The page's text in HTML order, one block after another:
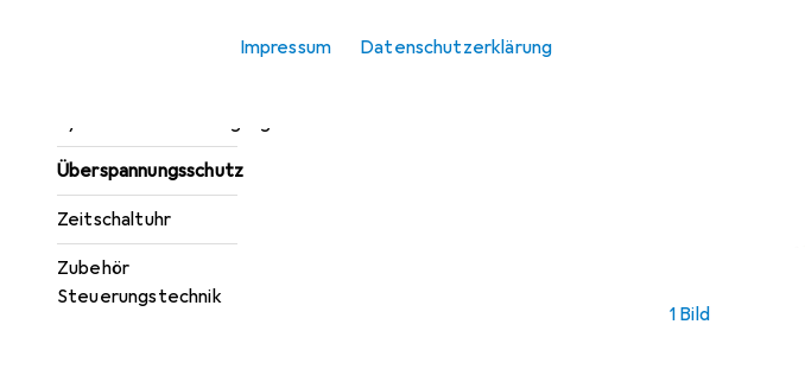
Impressum Datenschutzerklärung
Systemstromversorgung
Überspannungsschutz
Zeitschaltuhr
Zubehör
Steuerungstechnik
1 Bild